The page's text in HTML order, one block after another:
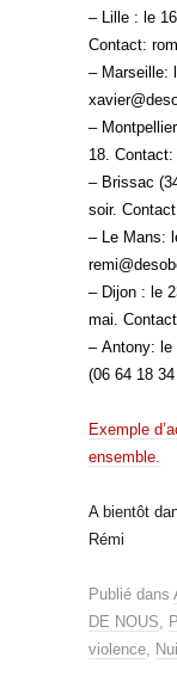
– Lille : le 16
Contact:
– Marseille:
–
18.
– Brissac
soir.
– Le Mans:
– Dijon : le
mai.
– Antony: le
(06 64 18 34
Exemple
ensemble.
A bientôt
Rémi
Publié dans
DE NOUS
violence